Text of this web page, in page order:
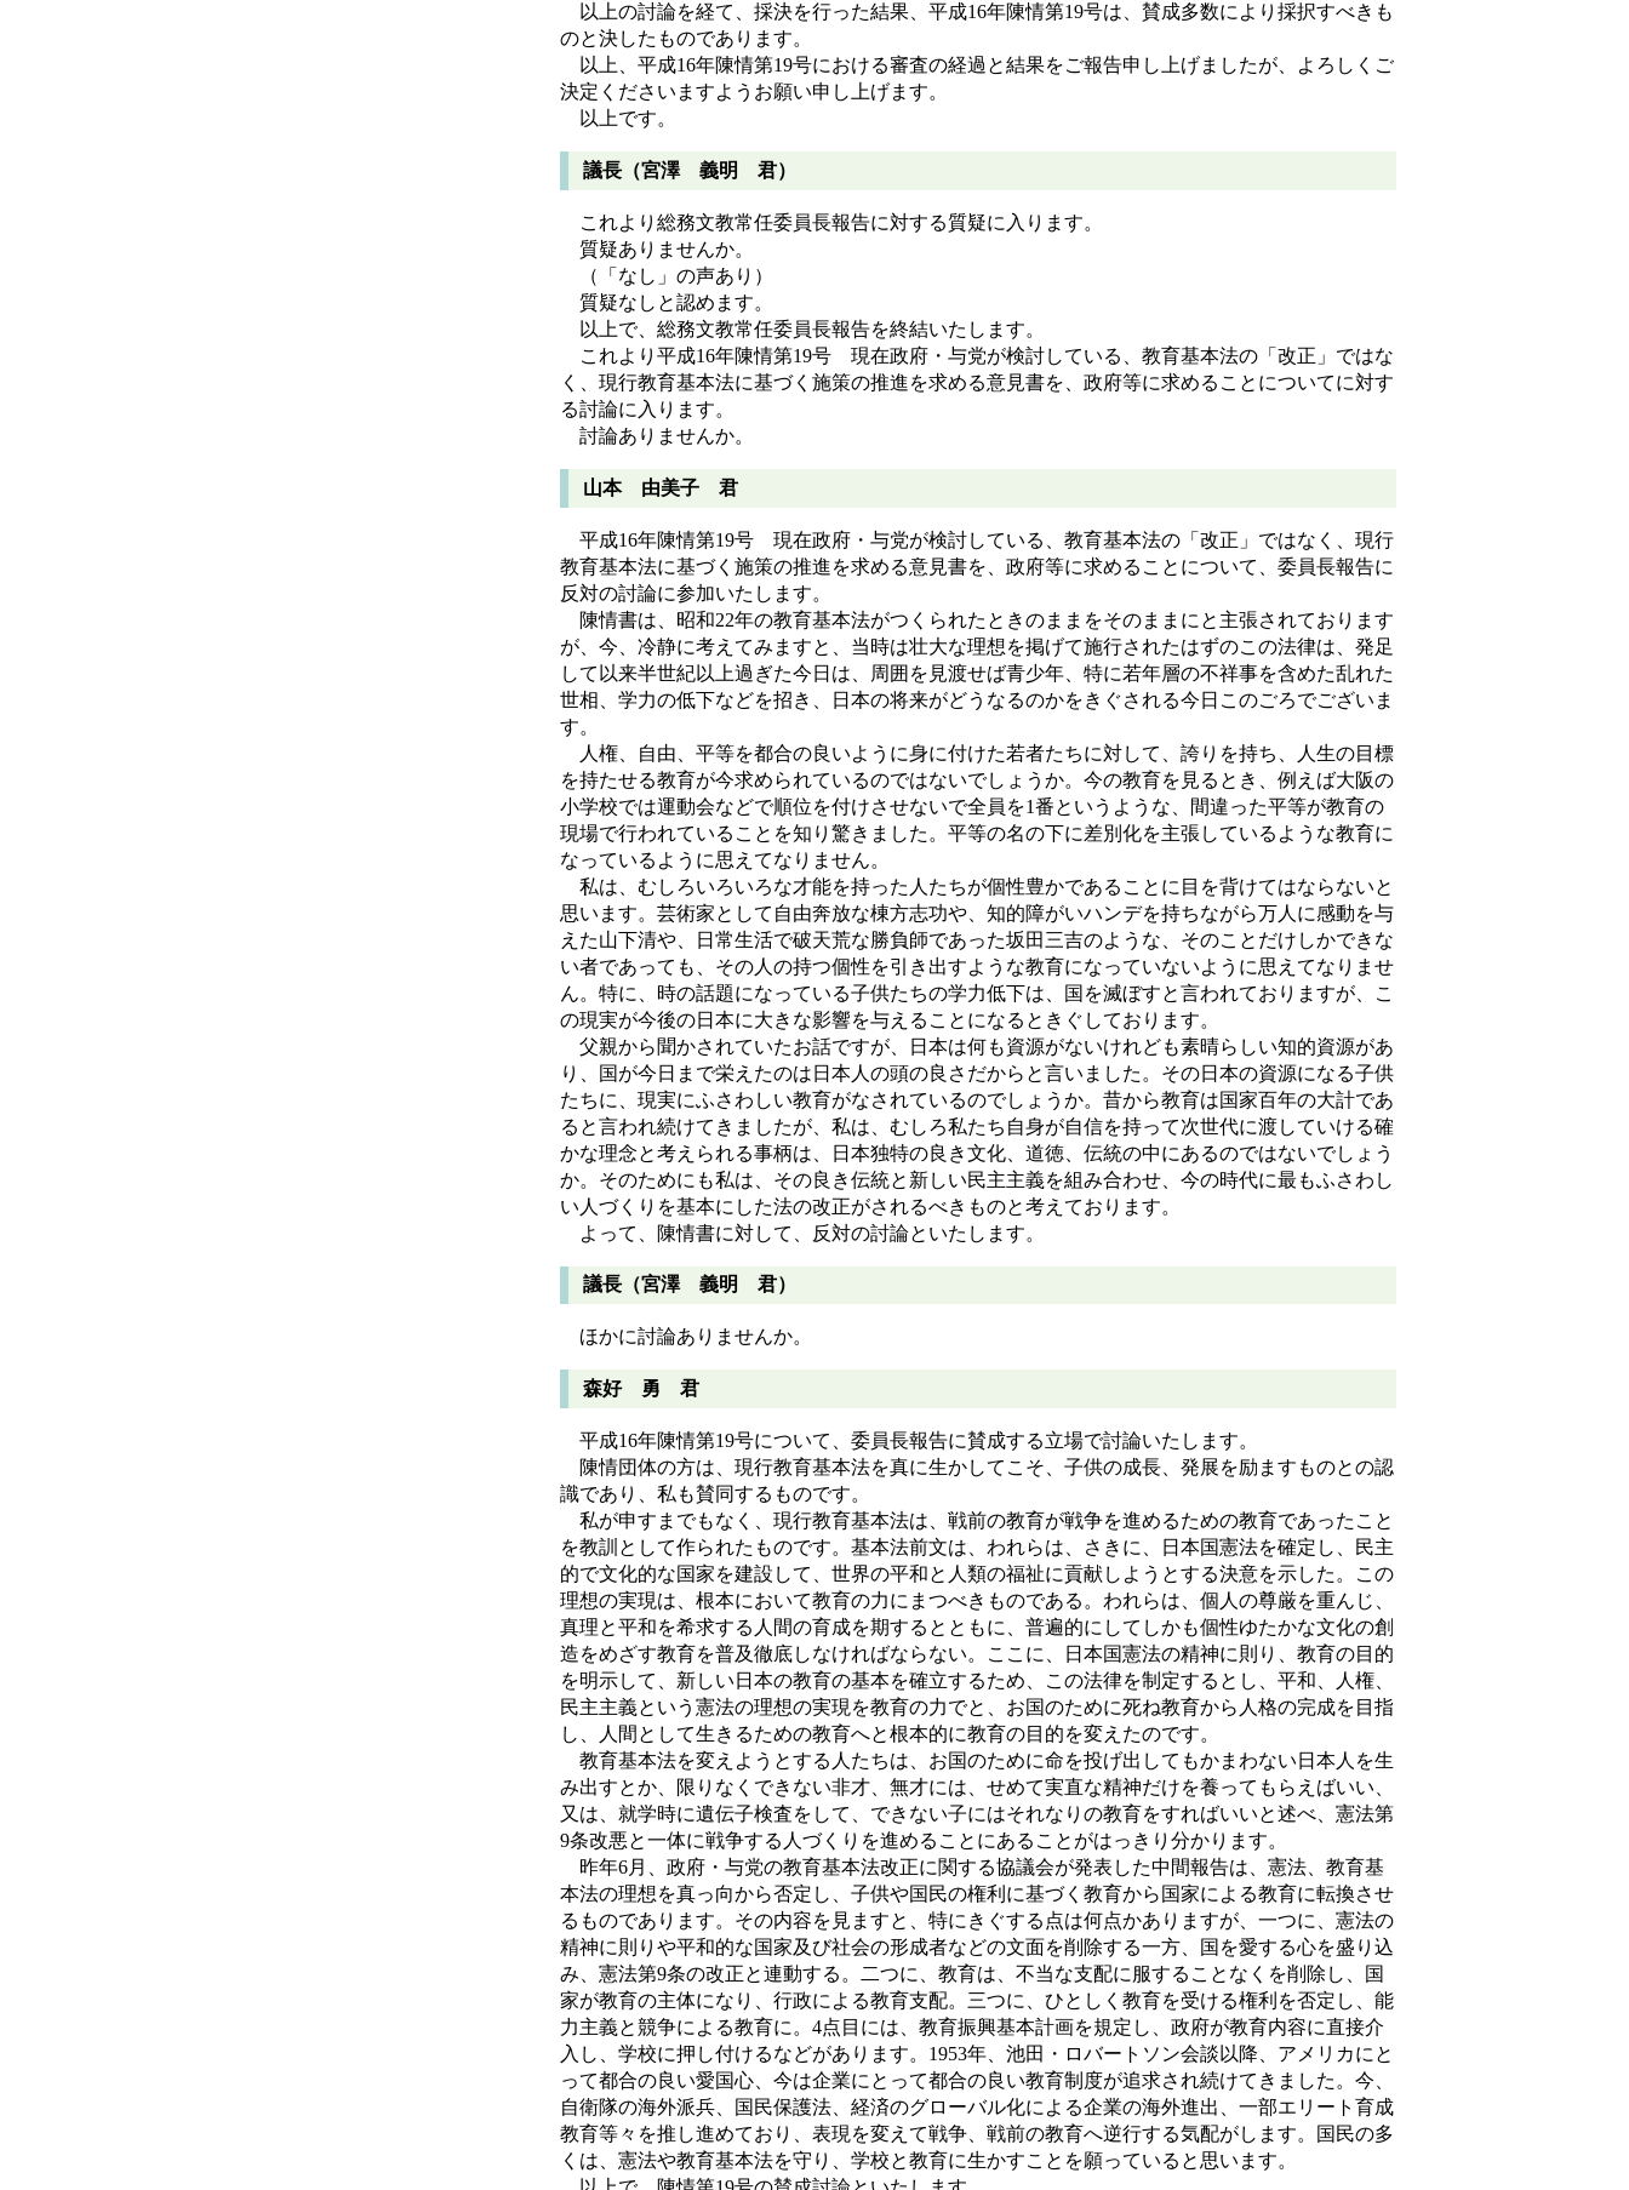
以上の討論を経て、採決を行った結果、平成16年陳情第19号は、賛成多数により採択すべきも
のと決したものであります。
以上、平成16年陳情第19号における審査の経過と結果をご報告申し上げましたが、よろしくご
決定くださいますようお願い申し上げます。
以上です。
議長（宮澤 義明 君）
これより総務文教常任委員長報告に対する質疑に入ります。
質疑ありませんか。
（「なし」の声あり）
質疑なしと認めます。
以上で、総務文教常任委員長報告を終結いたします。
これより平成16年陳情第19号 現在政府・与党が検討している、教育基本法の「改正」ではな
く、現行教育基本法に基づく施策の推進を求める意見書を、政府等に求めることについてに対す
る討論に入ります。
討論ありませんか。
山本 由美子 君
平成16年陳情第19号 現在政府・与党が検討している、教育基本法の「改正」ではなく、現行
教育基本法に基づく施策の推進を求める意見書を、政府等に求めることについて、委員長報告に
反対の討論に参加いたします。
陳情書は、昭和22年の教育基本法がつくられたときのままをそのままにと主張されております
が、今、冷静に考えてみますと、当時は壮大な理想を掲げて施行されたはずのこの法律は、発足
して以来半世紀以上過ぎた今日は、周囲を見渡せば青少年、特に若年層の不祥事を含めた乱れた
世相、学力の低下などを招き、日本の将来がどうなるのかをきぐされる今日このごろでございま
す。
人権、自由、平等を都合の良いように身に付けた若者たちに対して、誇りを持ち、人生の目標
を持たせる教育が今求められているのではないでしょうか。今の教育を見るとき、例えば大阪の
小学校では運動会などで順位を付けさせないで全員を1番というような、間違った平等が教育の
現場で行われていることを知り驚きました。平等の名の下に差別化を主張しているような教育に
なっているように思えてなりません。
私は、むしろいろいろな才能を持った人たちが個性豊かであることに目を背けてはならないと
思います。芸術家として自由奔放な棟方志功や、知的障がいハンデを持ちながら万人に感動を与
えた山下清や、日常生活で破天荒な勝負師であった坂田三吉のような、そのことだけしかできな
い者であっても、その人の持つ個性を引き出すような教育になっていないように思えてなりませ
ん。特に、時の話題になっている子供たちの学力低下は、国を滅ぼすと言われておりますが、こ
の現実が今後の日本に大きな影響を与えることになるときぐしております。
父親から聞かされていたお話ですが、日本は何も資源がないけれども素晴らしい知的資源があ
り、国が今日まで栄えたのは日本人の頭の良さだからと言いました。その日本の資源になる子供
たちに、現実にふさわしい教育がなされているのでしょうか。昔から教育は国家百年の大計であ
ると言われ続けてきましたが、私は、むしろ私たち自身が自信を持って次世代に渡していける確
かな理念と考えられる事柄は、日本独特の良き文化、道徳、伝統の中にあるのではないでしょう
か。そのためにも私は、その良き伝統と新しい民主主義を組み合わせ、今の時代に最もふさわし
い人づくりを基本にした法の改正がされるべきものと考えております。
よって、陳情書に対して、反対の討論といたします。
議長（宮澤 義明 君）
ほかに討論ありませんか。
森好 勇 君
平成16年陳情第19号について、委員長報告に賛成する立場で討論いたします。
陳情団体の方は、現行教育基本法を真に生かしてこそ、子供の成長、発展を励ますものとの認
識であり、私も賛同するものです。
私が申すまでもなく、現行教育基本法は、戦前の教育が戦争を進めるための教育であったこと
を教訓として作られたものです。基本法前文は、われらは、さきに、日本国憲法を確定し、民主
的で文化的な国家を建設して、世界の平和と人類の福祉に貢献しようとする決意を示した。この
理想の実現は、根本において教育の力にまつべきものである。われらは、個人の尊厳を重んじ、
真理と平和を希求する人間の育成を期するとともに、普遍的にしてしかも個性ゆたかな文化の創
造をめざす教育を普及徹底しなければならない。ここに、日本国憲法の精神に則り、教育の目的
を明示して、新しい日本の教育の基本を確立するため、この法律を制定するとし、平和、人権、
民主主義という憲法の理想の実現を教育の力でと、お国のために死ね教育から人格の完成を目指
し、人間として生きるための教育へと根本的に教育の目的を変えたのです。
教育基本法を変えようとする人たちは、お国のために命を投げ出してもかまわない日本人を生
み出すとか、限りなくできない非才、無才には、せめて実直な精神だけを養ってもらえばいい、
又は、就学時に遺伝子検査をして、できない子にはそれなりの教育をすればいいと述べ、憲法第
9条改悪と一体に戦争する人づくりを進めることにあることがはっきり分かります。
昨年6月、政府・与党の教育基本法改正に関する協議会が発表した中間報告は、憲法、教育基
本法の理想を真っ向から否定し、子供や国民の権利に基づく教育から国家による教育に転換させ
るものであります。その内容を見ますと、特にきぐする点は何点かありますが、一つに、憲法の
精神に則りや平和的な国家及び社会の形成者などの文面を削除する一方、国を愛する心を盛り込
み、憲法第9条の改正と連動する。二つに、教育は、不当な支配に服することなくを削除し、国
家が教育の主体になり、行政による教育支配。三つに、ひとしく教育を受ける権利を否定し、能
力主義と競争による教育に。4点目には、教育振興基本計画を規定し、政府が教育内容に直接介
入し、学校に押し付けるなどがあります。1953年、池田・ロバートソン会談以降、アメリカにと
って都合の良い愛国心、今は企業にとって都合の良い教育制度が追求され続けてきました。今、
自衛隊の海外派兵、国民保護法、経済のグローバル化による企業の海外進出、一部エリート育成
教育等々を推し進めており、表現を変えて戦争、戦前の教育へ逆行する気配がします。国民の多
くは、憲法や教育基本法を守り、学校と教育に生かすことを願っていると思います。